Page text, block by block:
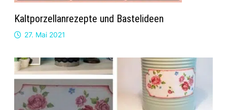
Kaltporzellanrezepte und Bastelideen
27. Mai 2021